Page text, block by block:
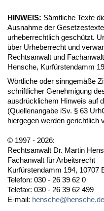
HINWEIS: Sämtliche Texte
Ausnahme der
urheberrechtlich geschützt.
über Urheberrecht und
Rechtsanwalt und
Hensche, Kurfürstendamm
Wörtliche oder sinngemäße
schriftlicher Genehmigung
ausdrücklichem Hinweis auf
(Quellenangabe iSv. § 63
hiergegen werden gerichtlich
© 1997 - 2026:
Rechtsanwalt Dr. Martin
Fachanwalt für Arbeitsrecht
Kurfürstendamm 194, 10707
Telefon: 030 - 26 39 62 0
Telefax: 030 - 26 39 62 499
E-mail: hensche@hensche.de